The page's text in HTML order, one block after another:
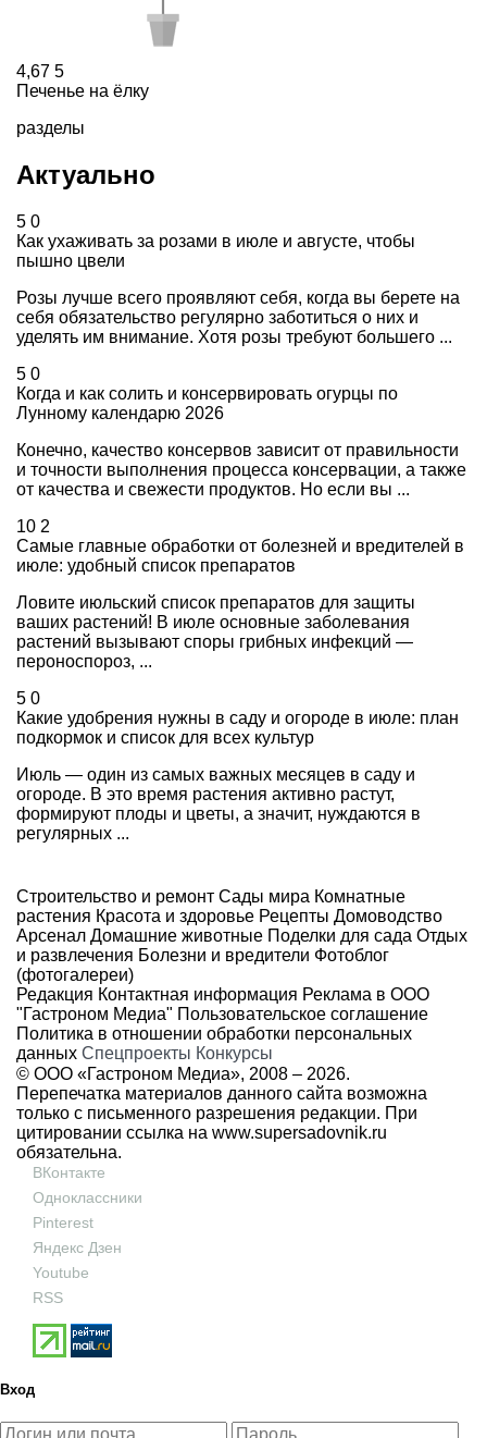
4,67 5
Печенье на ёлку
разделы
Актуально
5 0
Как ухаживать за розами в июле и августе, чтобы
пышно цвели
Розы лучше всего проявляют себя, когда вы берете на
себя обязательство регулярно заботиться о них и
уделять им внимание. Хотя розы требуют большего ...
5 0
Когда и как солить и консервировать огурцы по
Лунному календарю 2026
Конечно, качество консервов зависит от правильности
и точности выполнения процесса консервации, а также
от качества и свежести продуктов. Но если вы ...
10 2
Самые главные обработки от болезней и вредителей в
июле: удобный список препаратов
Ловите июльский список препаратов для защиты
ваших растений! В июле основные заболевания
растений вызывают споры грибных инфекций —
пероноспороз, ...
5 0
Какие удобрения нужны в саду и огороде в июле: план
подкормок и список для всех культур
Июль — один из самых важных месяцев в саду и
огороде. В это время растения активно растут,
формируют плоды и цветы, а значит, нуждаются в
регулярных ...
Строительство и ремонт Сады мира Комнатные
растения Красота и здоровье Рецепты Домоводство
Арсенал Домашние животные Поделки для сада Отдых
и развлечения Болезни и вредители Фотоблог
(фотогалереи)
Редакция Контактная информация Реклама в ООО
"Гастроном Медиа" Пользовательское соглашение
Политика в отношении обработки персональных
данных Спецпроекты Конкурсы
© ООО «Гастроном Медиа», 2008 – 2026.
Перепечатка материалов данного сайта возможна
только с письменного разрешения редакции. При
цитировании ссылка на www.supersadovnik.ru
обязательна.
ВКонтакте
Одноклассники
Pinterest
Яндекс Дзен
Youtube
RSS
Вход